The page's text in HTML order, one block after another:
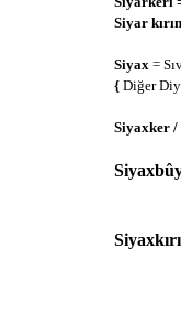
Siyar
Siyax=
{Diğer
Siyaxker /